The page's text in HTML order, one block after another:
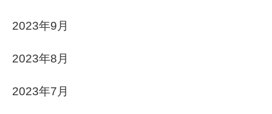
2023年9月
2023年8月
2023年7月